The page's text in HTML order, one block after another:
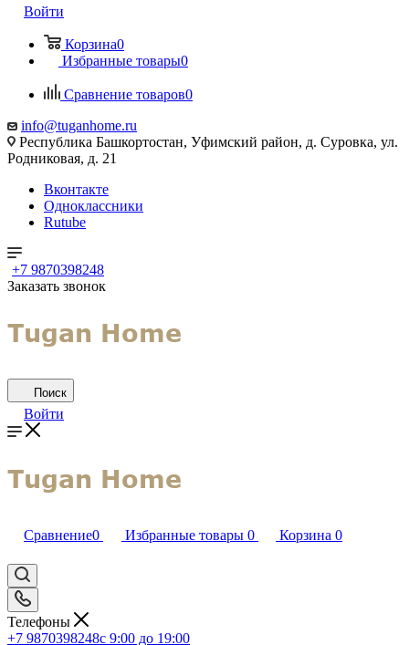
Войти
Корзина0
Избранные товары0
Сравнение товаров0
info@tuganhome.ru
Республика Башкортостан, Уфимский район, д. Суровка, ул.
Родниковая, д. 21
Вконтакте
Одноклассники
Rutube
+7 9870398248
Заказать звонок
Поиск
Войти
Сравнение0 Избранные товары 0 Корзина 0
Телефоны
+7 9870398248с 9:00 до 19:00